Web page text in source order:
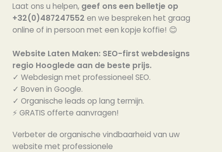
Laat ons u helpen, geef ons een belletje op
+32(0)487247552 en we bespreken het graag
online of in persoon met een kopje koffie! 😊
Website Laten Maken: SEO-first webdesigns
regio Hooglede aan de beste prijs.
✓ Webdesign met professioneel SEO.
✓ Boven in Google.
✓ Organische leads op lang termijn.
⚡️ GRATIS offerte aanvragen!
Verbeter de organische vindbaarheid van uw
website met professionele